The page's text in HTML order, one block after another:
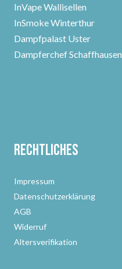
InVape Wallisellen
InSmoke Winterthur
Dampfpalast Uster
Dampferchef Schaffhausen
Rechtliches
Impressum
Datenschutzerklärung
AGB
Widerruf
Altersverifikation